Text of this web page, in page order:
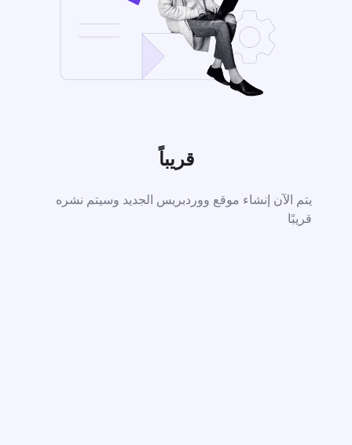
قريباً
يتم الآن إنشاء موقع ووردبريس الجديد وسيتم نشره
قريبًا